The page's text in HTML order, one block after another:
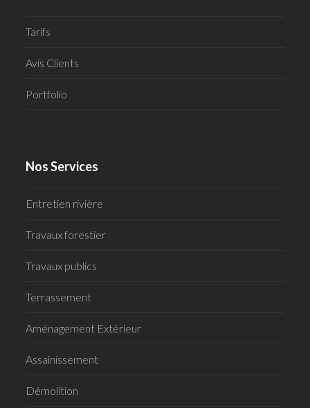
Tarifs
Avis Clients
Portfolio
Nos Services
Entretien rivière
Travaux forestier
Travaux publics
Terrassement
Aménagement Extérieur
Assainissement
Démolition